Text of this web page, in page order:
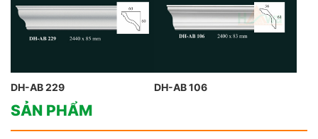
DH-AB 229 DH-AB 106
SẢN PHẨM